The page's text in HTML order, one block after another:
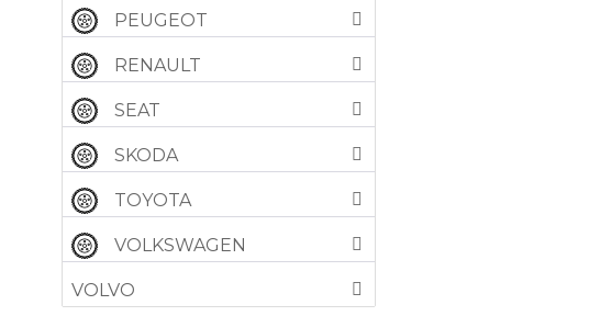
PEUGEOT
RENAULT
SEAT
SKODA
TOYOTA
VOLKSWAGEN
VOLVO